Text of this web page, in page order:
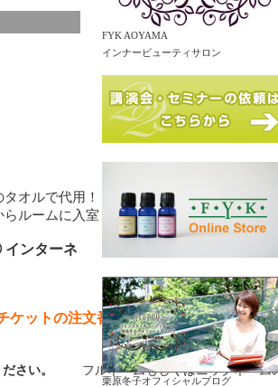
ルームに入室！ レッスンスタート！
ンターネ
ケットの注文番号を備考に入力してくだ
さい。
フルネームもしくはニックネーム
FYK AOYAMA
インナービューティサロン
栗原冬子オフィシャルブログ